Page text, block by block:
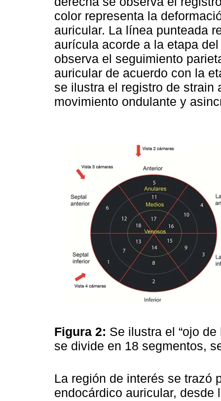
color representa la
auricular. La línea punteada
aurícula acorde a la etapa
observa el seguimiento
auricular de acuerdo con la
se ilustra el registro de strain
movimiento ondulante y
Figura 2: Se ilustra el “ojo
se divide en 18 segmentos,
La región de interés se trazó
endocárdico auricular, desde